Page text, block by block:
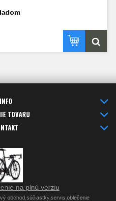
INFO
TOVARU
na plnú verziu
obchod,súčiastky,servis,oblečenie